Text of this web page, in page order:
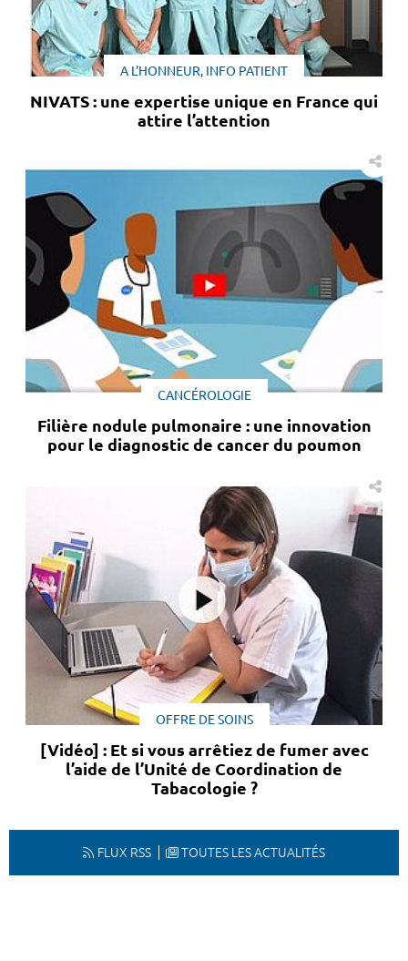
A L'HONNEUR, INFO PATIENT
NIVATS : une expertise unique en France qui
attire l’attention
CANCÉROLOGIE
Filière nodule pulmonaire : une innovation
pour le diagnostic de cancer du poumon
OFFRE DE SOINS
[Vidéo] : Et si vous arrêtiez de fumer avec
l’aide de l’Unité de Coordination de
Tabacologie ?
FLUX RSS TOUTES LES ACTUALITÉS